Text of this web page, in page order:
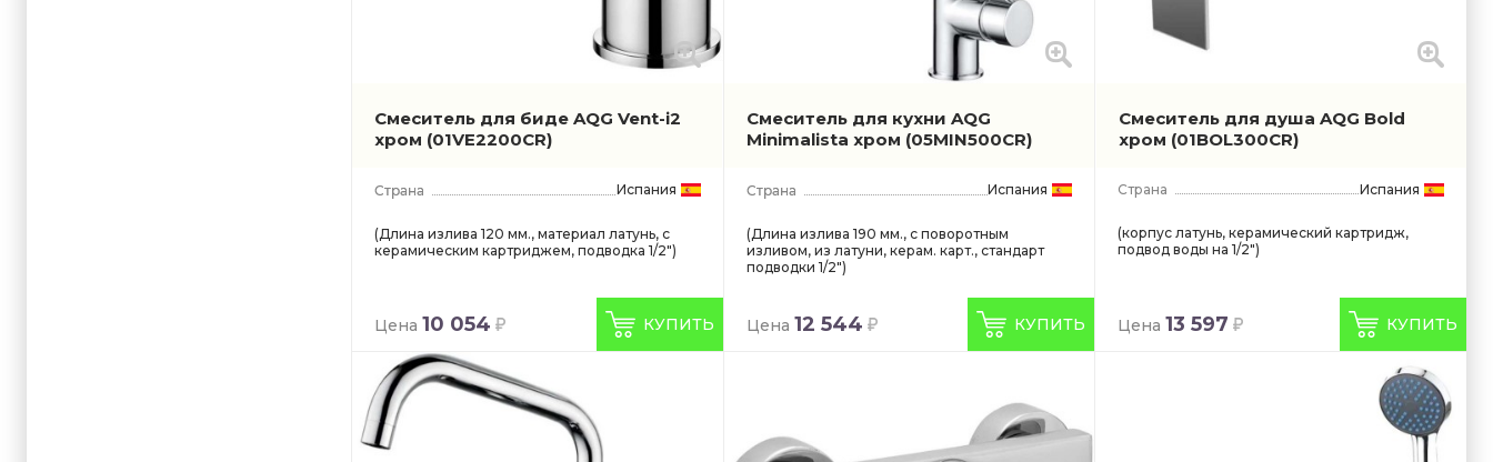
Смеситель для биде AQG Vent-i2
хром (01VE2200CR)
Испания
(Длина излива 120 мм., материал латунь, с
керамическим картриджем, подводка 1/2")
Цена 10 054 КУПИТЬ
Смеситель для кухни AQG
Minimalista хром (05MIN500CR)
Испания
(Длина излива 190 мм., с поворотным
изливом, из латуни, керам. карт., стандарт
подводки 1/2")
Цена 12 544 КУПИТЬ
Смеситель для душа AQG Bold
хром (01BOL300CR)
Страна Испания
(корпус латунь, керамический картридж,
подвод воды на 1/2")
Цена 13 597 КУПИТЬ